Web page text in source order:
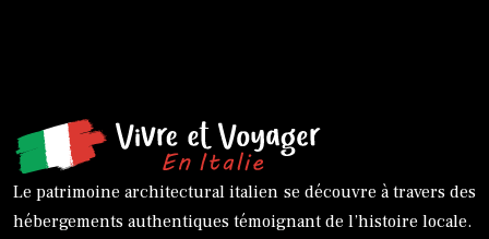
Le patrimoine architectural italien se découvre à travers des
hébergements authentiques témoignant de l’histoire locale.